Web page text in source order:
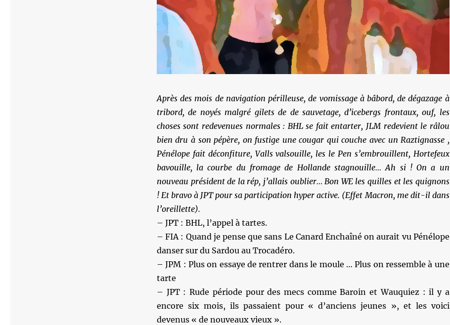
Après des mois de navigation périlleuse, de vomissage à bâbord, de dégazage à
tribord, de noyés malgré gilets de de sauvetage, d’icebergs frontaux, ouf, les
choses sont redevenues normales : BHL se fait entarter, JLM redevient le râlou
bien dru à son pépère, on fustige une cougar qui couche avec un Raztignasse ,
Pénélope fait déconfiture, Valls valsouille, les le Pen s’embrouillent, Hortefeux
bavouille, la courbe du fromage de Hollande stagnouille… Ah si ! On a un
nouveau président de la rép, j’allais oublier… Bon WE les quilles et les quignons
! Et bravo à JPT pour sa participation hyper active. (Effet Macron, me dit-il dans
l’oreillette).
– JPT : BHL, l’appel à tartes.
– FIA : Quand je pense que sans Le Canard Enchaîné on aurait vu Pénélope
danser sur du Sardou au Trocadéro.
– JPM : Plus on essaye de rentrer dans le moule … Plus on ressemble à une
tarte
– JPT : Rude période pour des mecs comme Baroin et Wauquiez : il y a
encore six mois, ils passaient pour « d’anciens jeunes », et les voici
devenus « de nouveaux vieux ».